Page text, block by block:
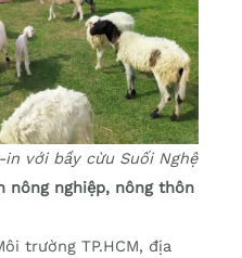
với bầy cừu Suối Nghệ
nông nghiệp, nông thôn
trường TP.HCM, địa